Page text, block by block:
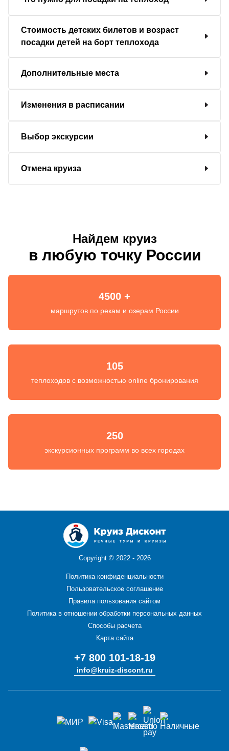
Стоимость детских билетов и возраст
посадки детей на борт теплохода
Дополнительные места
Изменения в расписании
Выбор экскурсии
Отмена круиза
Найдем круиз
в любую точку России
4500 +
маршрутов по рекам и озерам России
105
теплоходов с возможностью online бронирования
250
экскурсионных программ во всех городах
Copyright © 2022 - 2026
Политика конфиденциальности
Пользовательское соглашение
Правила пользования сайтом
Политика в отношении обработки персональных данных
Способы расчета
Карта сайта
+7 800 101-18-19
info@kruiz-discont.ru